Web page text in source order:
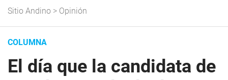
Sitio Andino > Opinión
COLUMNA
El día que la candidata de